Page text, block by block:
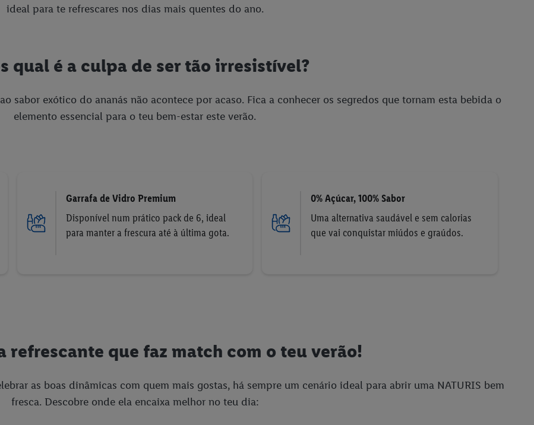
ideal para te refrescares nos dias mais quentes do ano.
qual é a culpa de ser tão irresistível?
sabor exótico do ananás não acontece por acaso. Fica a conhecer os segredos que tornam esta bebida o
elemento essencial para o teu bem-estar este verão.
Garrafa de Vidro Premium
Disponível num prático pack de 6, ideal
para manter a frescura até à última gota.
0% Açúcar, 100% Sabor
Uma alternativa saudável e sem calorias
que vai conquistar miúdos e graúdos.
refrescante que faz match com o teu verão!
as boas dinâmicas com quem mais gostas, há sempre um cenário ideal para abrir uma NATURIS bem
fresca. Descobre onde ela encaixa melhor no teu dia: